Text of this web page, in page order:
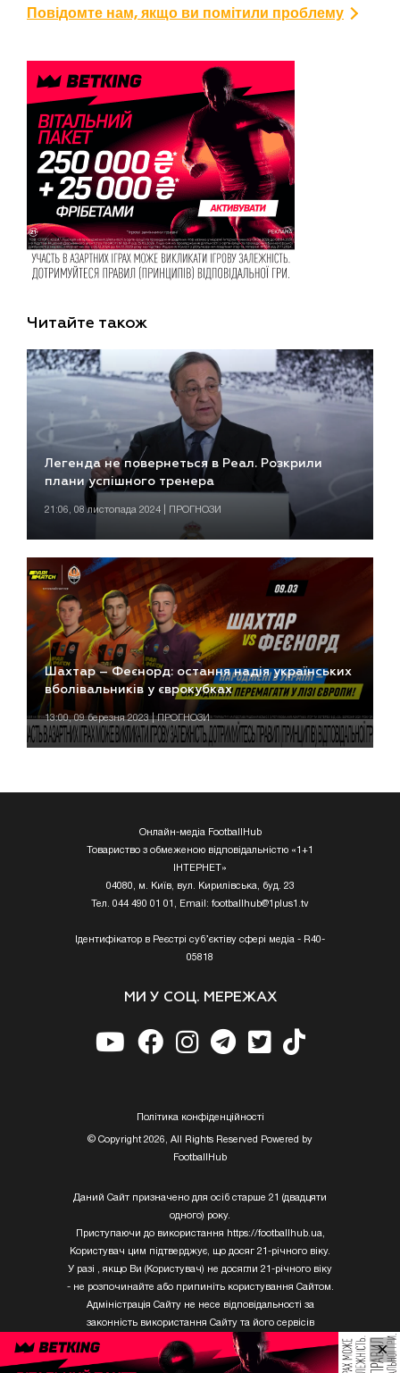
Повідомте нам, якщо ви помітили проблему
Читайте також
Легенда не повернеться в Реал. Розкрили
плани успішного тренера
21:06, 08 листопада 2024 | ПРОГНОЗИ
Шахтар – Феєнорд: остання надія українських
вболівальників у єврокубках
13:00, 09 березня 2023 | ПРОГНОЗИ
Онлайн-медіа FootballHub
Товариство з обмеженою відповідальністю «1+1
ІНТЕРНЕТ»
04080, м. Київ, вул. Кирилівська, буд. 23
Тел. 044 490 01 01, Email: footballhub@1plus1.tv
Ідентифікатор в Реєстрі суб’єктіву сфері медіа - R40-
05818
МИ У СОЦ. МЕРЕЖАХ
Полiтика конфiденцiйностi
© Copyright 2026, All Rights Reserved Powered by
FootballHub
Даний Сайт призначено для осіб старше 21 (двадцяти
одного) року.
Приступаючи до використання https://footballhub.ua,
Користувач цим підтверджує, що досяг 21-річного віку.
У разі , якщо Ви (Користувач) не досягли 21-річного віку
- не розпочинайте або припиніть користування Сайтом.
Адміністрація Сайту не несе відповідальності за
законність використання Сайту та його сервісів
Користувачем, який не досяг 21-річного віку.
×